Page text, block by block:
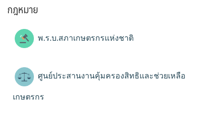
กฎหมาย
พ.ร.บ.สภาเกษตรกรแห่งชาติ
ศูนย์ประสานงานคุ้มครองสิทธิและช่วยเหลือ
เกษตรกร